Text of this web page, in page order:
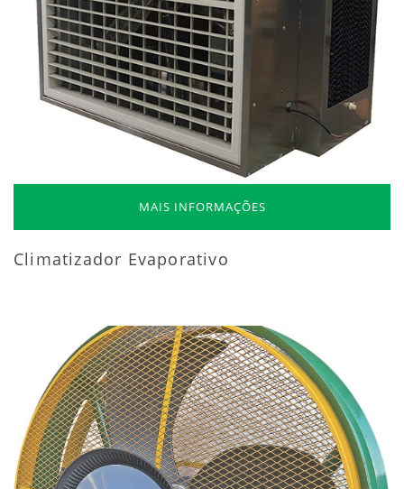
MAIS INFORMAÇÕES
Climatizador Evaporativo